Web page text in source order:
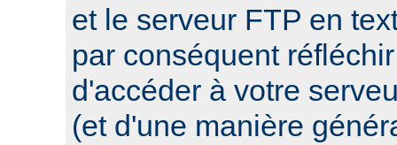
et le serveur FTP en
par conséquent
d'accéder à votre
(et d'une manière